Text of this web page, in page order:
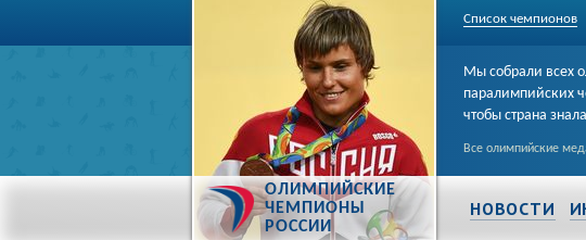
Список чемпионов
ОЛИМПИЙСКИЕ
ЧЕМПИОНЫ
РОССИИ
Мы собрали всех
паралимпийских
чтобы страна
Все олимпийские
НОВОСТИ